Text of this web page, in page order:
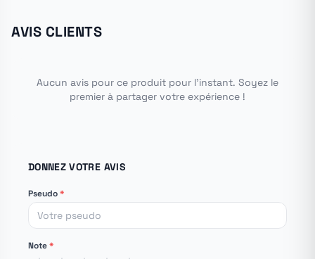
AVIS CLIENTS
Aucun avis pour ce produit pour l'instant. Soyez le
premier à partager votre expérience !
DONNEZ VOTRE AVIS
Pseudo*
Note*